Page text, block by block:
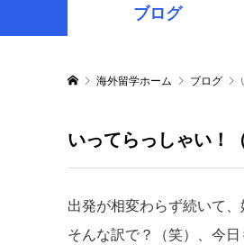
ブログ
海外留学ホーム ブログ
いってらっしゃい！
出発が相変わらず続いて
そんな訳で？（笑）、今